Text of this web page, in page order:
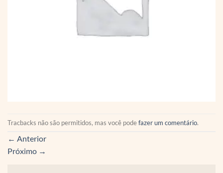
Tracbacks não são permitidos, mas você podefazer um comentário.
← Anterior
Próximo →